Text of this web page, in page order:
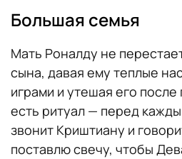
Большая семья
Мать Роналду не
сына, давая ему теплые
играми и утешая его
есть ритуал — перед
звонит Криштиану и
поставлю свечу, чтобы